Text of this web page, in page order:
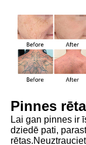
Pinnes
Lai gan pinnes ir
dziedē pati,